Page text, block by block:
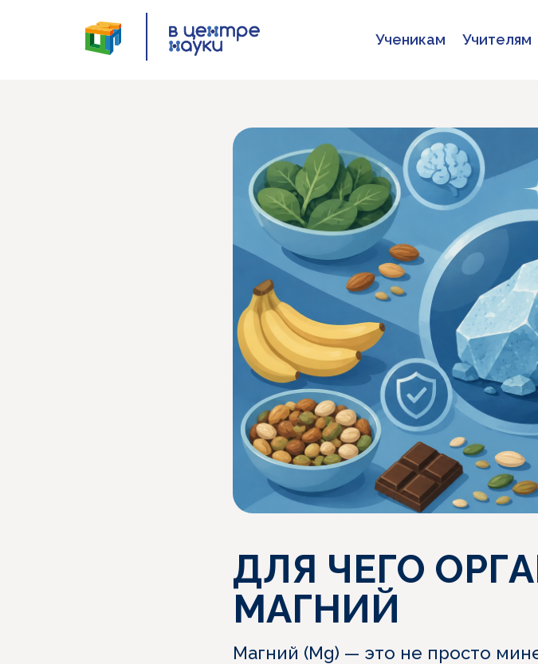
Ученикам Учителям
ДЛЯ ЧЕГО
МАГНИЙ
Магний (Mg) — это не просто